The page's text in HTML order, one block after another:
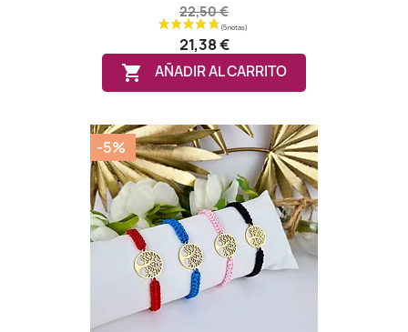
22,50 €
21,38 €
 AÑADIR AL CARRITO
-5%